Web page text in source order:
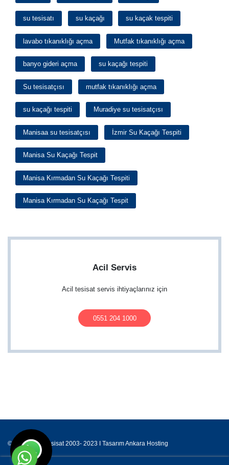
su tesisatı su kaçağı su kaçak tespiti
lavabo tıkanıklığı açma Mutfak tıkanıklığı açma
banyo gideri açma su kaçağı tespiti
Su tesisatçısı mutfak tıkanıklığı açma
su kaçağı tespiti Muradiye su tesisatçısı
Manisaa su tesisatçısı İzmir Su Kaçağı Tespiti
Manisa Su Kaçağı Tespit
Manisa Kırmadan Su Kaçağı Tespiti
Manisa Kırmadan Su Kaçağı Tespit
Acil Servis
Acil tesisat servis ihtiyaçlarınız için
0551 204 1000
© Karşıyaka Tesisat 2003- 2023 I TasarımAnkara Hosting